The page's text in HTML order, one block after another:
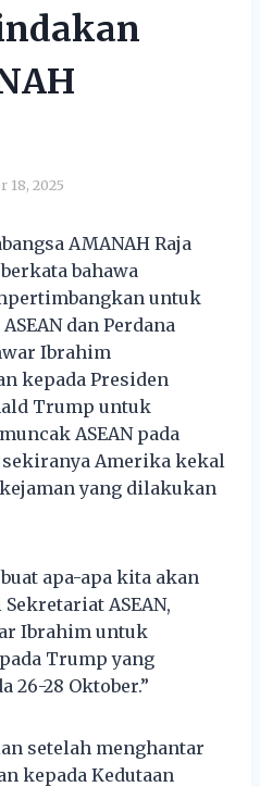
18, 2025
AMANAH Raja
bahawa
untuk
dan Perdana
Ibrahim
kepada Presiden
Trump untuk
ASEAN pada
Amerika kekal
yang dilakukan
apa-apa kita akan
ASEAN,
Ibrahim untuk
Trump yang
26-28 Oktober.”
setelah menghantar
kepada Kedutaan